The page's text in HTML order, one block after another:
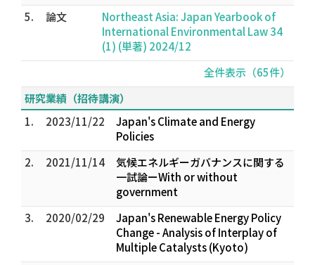
5.
論文
Northeast Asia: Japan Yearbook of
International Environmental Law 34
(1) (単著) 2024/12
全件表示（65件）
研究業績（招待講演）
1.
2023/11/22
Japan's Climate and Energy
Policies
2.
2021/11/14
気候エネルギーガバナンスに関する
一試論ーWith or without
government
3.
2020/02/29
Japan's Renewable Energy Policy
Change - Analysis of Interplay of
Multiple Catalysts (Kyoto)